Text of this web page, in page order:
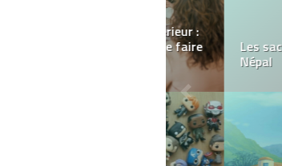
Découvrez le
Alliances
l’art du bijou au
de l’amour